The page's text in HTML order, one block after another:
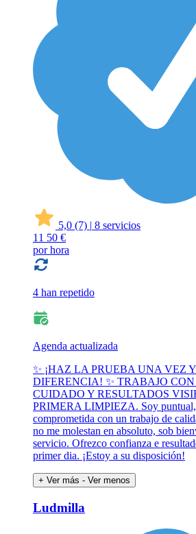
5,0 (7) | 8 servicios
11 50 €
por hora
4 han repetido
Agenda actualizada
✨ ¡HAZ LA PRUEBA UNA VEZ
DIFERENCIA! ✨ TRABAJO
CUIDADO Y RESULTADOS
PRIMERA LIMPIEZA. Soy puntual,
comprometida con un trabajo de
no me molestan en absoluto, sob
servicio. Ofrezco confianza e
primer dia. ¡Estoy a su disposición!
+ Ver más - Ver menos
Ludmilla